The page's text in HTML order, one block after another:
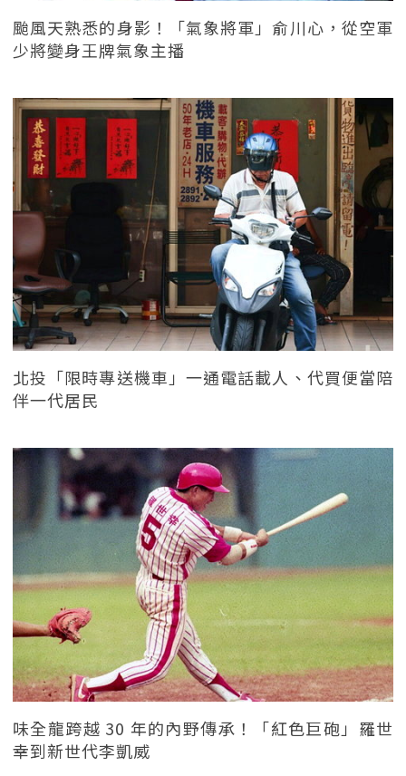
颱風天熟悉的身影！「氣象將軍」俞川心，從空軍
少將變身王牌氣象主播
北投「限時專送機車」一通電話載人、代買便當陪
伴一代居民
味全龍跨越 30 年的內野傳承！「紅色巨砲」羅世
幸到新世代李凱威